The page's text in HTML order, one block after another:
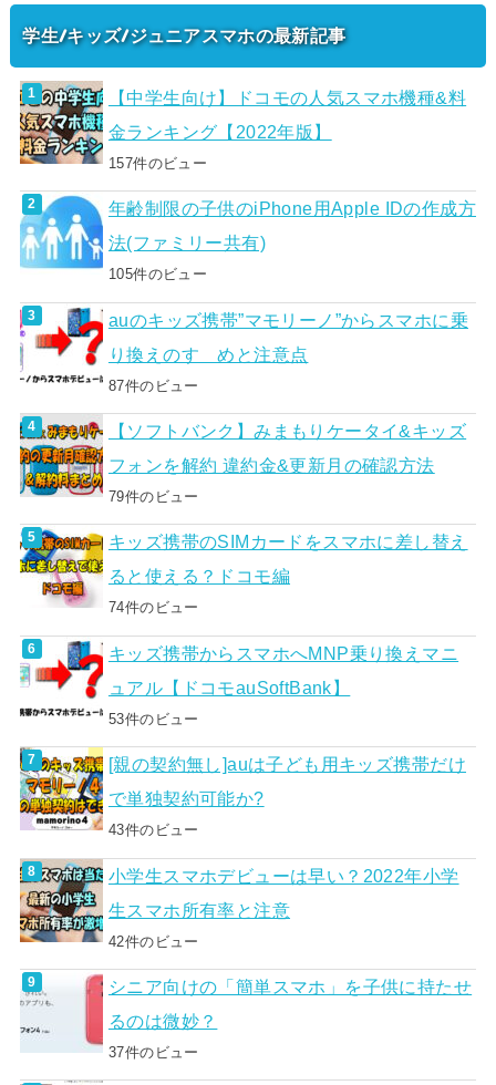
学生/キッズ/ジュニアスマホの最新記事
【中学生向け】ドコモの人気スマホ機種&料
金ランキング【2022年版】
157件のビュー
年齢制限の子供のiPhone用Apple IDの作成方
法(ファミリー共有)
105件のビュー
auのキッズ携帯”マモリーノ”からスマホに乗
り換えのすゝめと注意点
87件のビュー
【ソフトバンク】みまもりケータイ&キッズ
フォンを解約 違約金&更新月の確認方法
79件のビュー
キッズ携帯のSIMカードをスマホに差し替え
ると使える？ドコモ編
74件のビュー
キッズ携帯からスマホへMNP乗り換えマニ
ュアル【ドコモauSoftBank】
53件のビュー
[親の契約無し]auは子ども用キッズ携帯だけ
で単独契約可能か?
43件のビュー
小学生スマホデビューは早い？2022年小学
生スマホ所有率と注意
42件のビュー
シニア向けの「簡単スマホ」を子供に持たせ
るのは微妙？
37件のビュー